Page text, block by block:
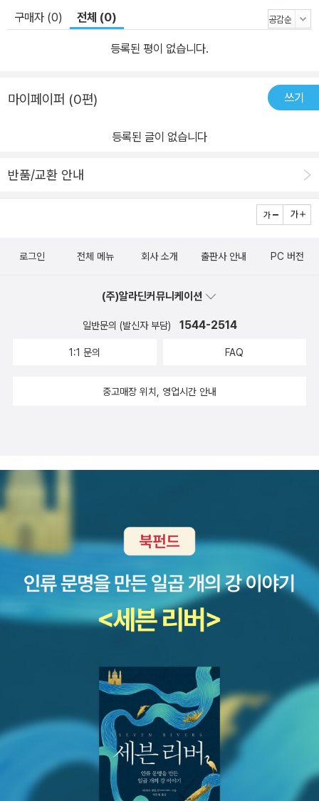
이네는 냉정한 현실에서 결코 환영받지 못할 가족상이다. 게다가 할
줄 아는 거라곤 주먹질밖에 없는 완득이지만 기죽고 좌절하기는커녕
남들이 지레 포기해버린 행복까지 단단히 그러쥔다. 정해진 길을 맹
아가는 것이다. 온실의 화초는 절대 알지 못할 생활 감각과 인간미, 낙
천성을 가진 완득이를 통해 독자는 ‘희망’이라는 촌스러운 단어의 진
구매자 (0) 전체 (0)
등록된 평이 없습니다.
마이페이퍼 (0편) 쓰기
등록된 글이 없습니다
반품/교환 안내
로그인 전체 메뉴 회사 소개 출판사 안내 PC 버전
(주)알라딘커뮤니케이션
일반문의 (발신자 부담) 1544-2514
1:1 문의 FAQ
중고매장 위치, 영업시간 안내